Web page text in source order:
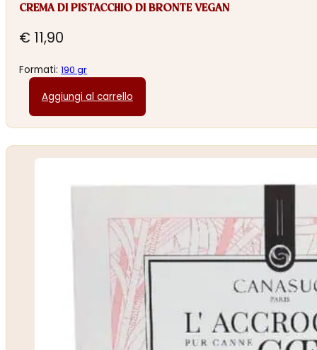
CREMA DI PISTACCHIO DI BRONTE VEGAN
€ 11,90
Formati:190 gr
Aggiungi al carrello